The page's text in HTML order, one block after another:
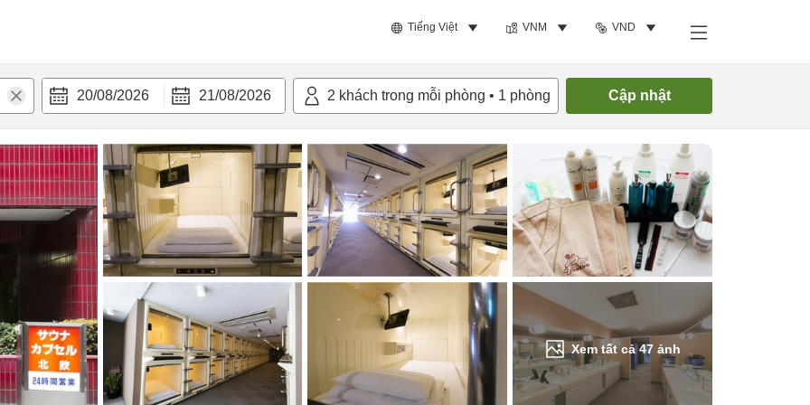
Tiếng Việt VNM VND
20/08/2026 21/08/2026 2 khách trong mỗi phòng • 1 phòng Cập nhật
Xem tất cả47 ảnh
bật Tiện nghi Tìm phòng trống